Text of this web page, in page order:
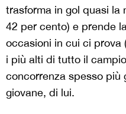
trasforma in gol quasi la
42 per cento) e prende
occasioni in cui ci prova
i più alti di tutto il
concorrenza spesso più
giovane, di lui.